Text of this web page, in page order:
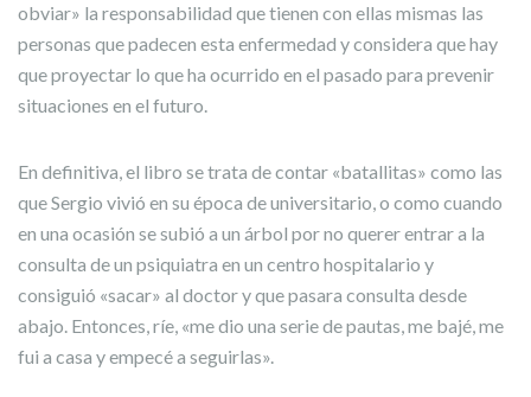
obviar» la responsabilidad que tienen con ellas mismas las
personas que padecen esta enfermedad y considera que hay
que proyectar lo que ha ocurrido en el pasado para prevenir
situaciones en el futuro.
En definitiva, el libro se trata de contar «batallitas» como las
que Sergio vivió en su época de universitario, o como cuando
en una ocasión se subió a un árbol por no querer entrar a la
consulta de un psiquiatra en un centro hospitalario y
consiguió «sacar» al doctor y que pasara consulta desde
abajo. Entonces, ríe, «me dio una serie de pautas, me bajé, me
fui a casa y empecé a seguirlas».